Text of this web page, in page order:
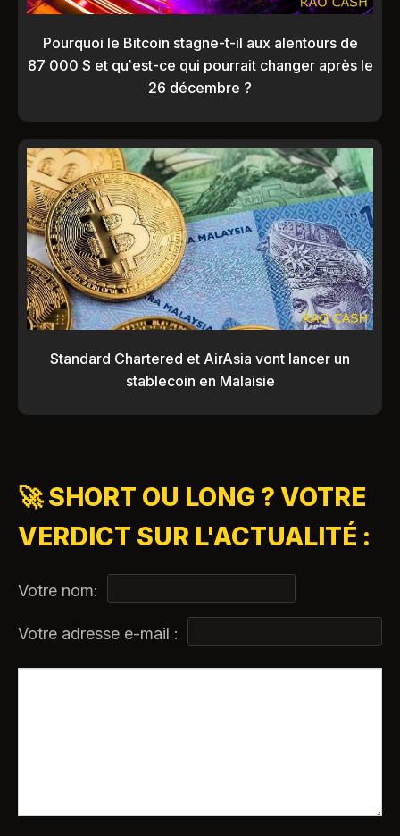
Pourquoi le Bitcoin stagne-t-il aux alentours de
87 000 $ et qu’est-ce qui pourrait changer après le
26 décembre ?
Standard Chartered et AirAsia vont lancer un
stablecoin en Malaisie
🚀 SHORT OU LONG ? VOTRE
VERDICT SUR L'ACTUALITÉ :
Votre nom:
Votre adresse e-mail :